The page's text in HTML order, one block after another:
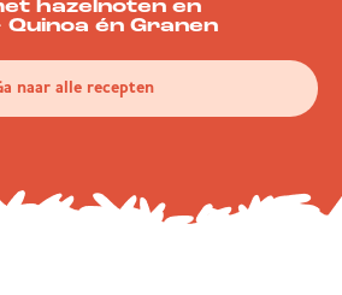
hazelnoten en
én Granen
naar alle recepten